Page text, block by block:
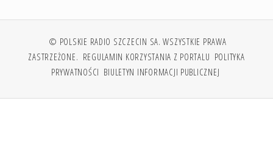
© POLSKIE RADIO SZCZECIN SA. WSZYSTKIE PRAWA
ZASTRZEŻONE. REGULAMIN KORZYSTANIA Z PORTALU POLITYKA
PRYWATNOŚCI BIULETYN INFORMACJI PUBLICZNEJ